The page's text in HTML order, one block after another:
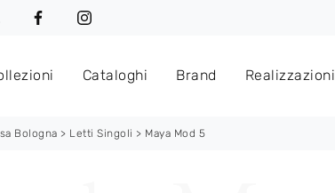
Cataloghi Brand Realizzazioni
Bologna > Letti Singoli > Maya Mod 5